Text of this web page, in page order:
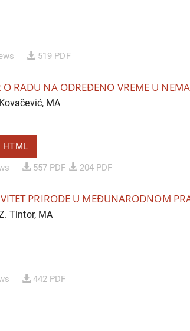
519 PDF
O RADU NA ODREĐENO VREME U
MA
HTML
557 PDF 204 PDF
PRIRODE U MEĐUNARODNOM
Tintor, MA
442 PDF